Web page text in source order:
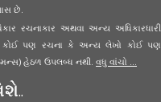
છે.
રચનાકાર અથવા અન્ય અધિકારધારી
કોઈ પણ રચના કે અન્ય લેખો કોઈ પણ
હેઠળ ઉપલબ્ધ નથી. વધુ વાંચો ...